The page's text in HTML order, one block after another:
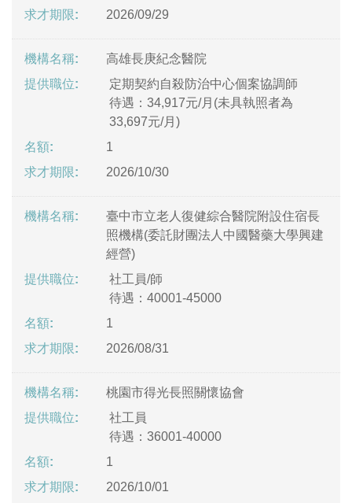
2026/09/29
高雄長庚紀念醫院
定期契約自殺防治中心個案協調師
待遇：34,917元/月(未具執照者為
33,697元/月)
1
2026/10/30
臺中市立老人復健綜合醫院附設住宿長
照機構(委託財團法人中國醫藥大學興建
經營)
社工員/師
待遇：40001-45000
1
2026/08/31
桃園市得光長照關懷協會
社工員
待遇：36001-40000
1
2026/10/01